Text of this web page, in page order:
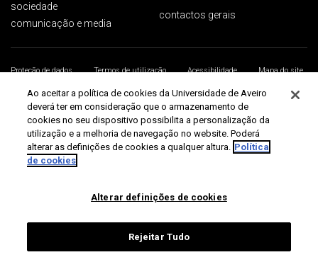
sociedade
comunicação e media
contactos gerais
Proteção de dados Termos de utilização Acessibilidade
Mapa do site
Universidade de Aveiro 2026
Ao aceitar a política de cookies da Universidade de Aveiro
deverá ter em consideração que o armazenamento de
cookies no seu dispositivo possibilita a personalização da
utilização e a melhoria de navegação no website. Poderá
alterar as definições de cookies a qualquer altura. Política
de cookies
Alterar definições de cookies
Rejeitar Tudo